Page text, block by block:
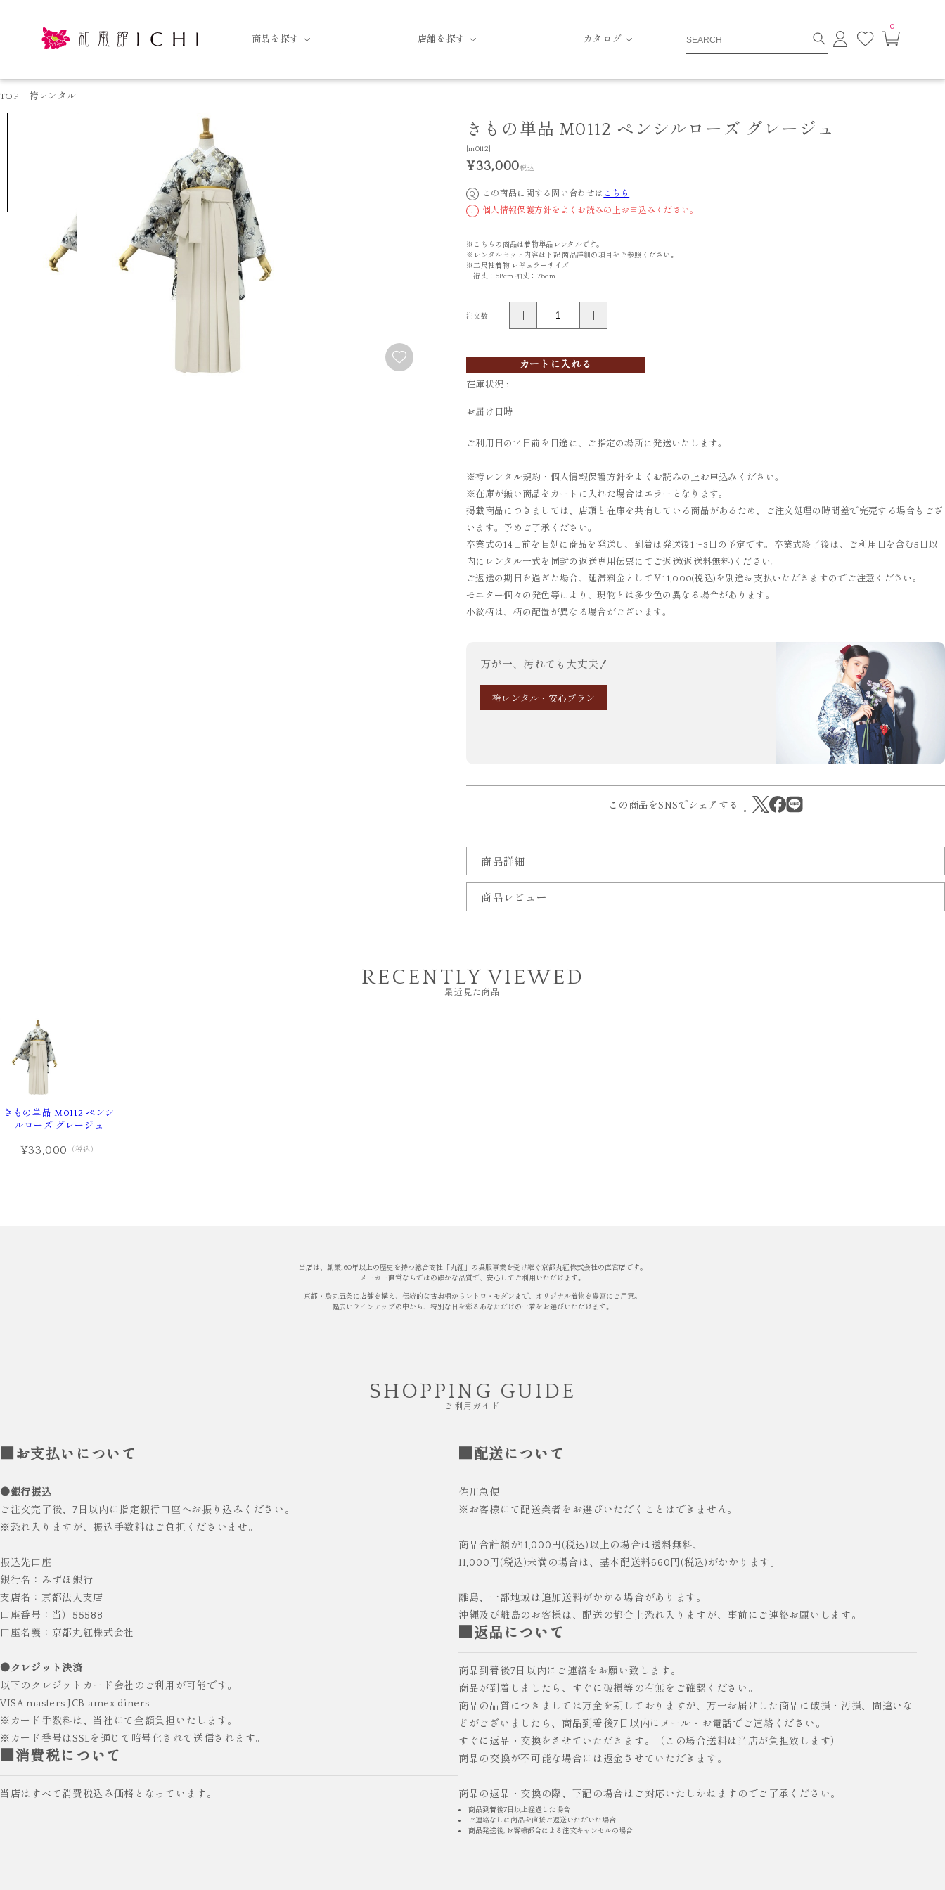
商品を探す
HAKAMA
RENTAL
袴レンタル
FURISODE
振袖 浴衣
店舗を探す カタログ
ロ
グ
お
0
TOP 袴レンタル
きもの単品 M0112 ペンシルローズ グレージュ
[m0112]
¥33,000税込
Q この商品に関する問い合わせは こちら
! 個人情報保護方針をよくお読みの上お申込みください。
※こちらの商品は着物単品レンタルです。
※レンタルセット内容は下記 商品詳細の項目をご参照ください。
※二尺袖着物 レギュラーサイズ
裄丈：68cm 袖丈：76cm
注文数
カートに入れる
在庫状況 :
お届け日時
ご利用日の14日前を目途に、ご指定の場所に発送いたします。
※袴レンタル規約・個人情報保護方針をよくお読みの上お申込みください。
※在庫が無い商品をカートに入れた場合はエラーとなります。
掲載商品につきましては、店頭と在庫を共有している商品があるため、ご注文処理の時間差で完売する場合もござ
います。予めご了承ください。
卒業式の14日前を目処に商品を発送し、到着は発送後1～3日の予定です。卒業式終了後は、ご利用日を含む5日以
内にレンタル一式を同封の返送専用伝票にてご返送(返送料無料)ください。
ご返送の期日を過ぎた場合、延滞料金として￥11,000(税込)を別途お支払いただきますのでご注意ください。
モニター個々の発色等により、現物とは多少色の異なる場合があります。
小紋柄は、柄の配置が異なる場合がございます。
万が一、汚れても大丈夫！
袴レンタル・安心プラン
この商品をSNSでシェアする
商品詳細
商品レビュー
RECENTLY VIEWED
最近見た商品
きもの単品 M0112 ペンシ
ルローズ グレージュ
¥33,000 （税込）
当店は、創業160年以上の歴史を持つ総合商社「丸紅」の呉服事業を受け継ぐ京都丸紅株式会社の直営店です。
メーカー直営ならではの確かな品質で、安心してご利用いただけます。
京都・烏丸五条に店舗を構え、伝統的な古典柄からレトロ・モダンまで、オリジナル着物を豊富にご用意。
幅広いラインナップの中から、特別な日を彩るあなただけの一着をお選びいただけます。
SHOPPING GUIDE
ご利用ガイド
■お支払いについて
●銀行振込
ご注文完了後、7日以内に指定銀行口座へお振り込みください。
※恐れ入りますが、振込手数料はご負担くださいませ。
振込先口座
銀行名：みずほ銀行
支店名：京都法人支店
口座番号：当）55588
口座名義：京都丸紅株式会社
●クレジット決済
以下のクレジットカード会社のご利用が可能です。
VISA masters JCB amex diners
※カード手数料は、当社にて全額負担いたします。
※カード番号はSSLを通じて暗号化されて送信されます。
■消費税について
当店はすべて消費税込み価格となっています。
■配送について
佐川急便
※お客様にて配送業者をお選びいただくことはできません。
商品合計額が11,000円(税込)以上の場合は送料無料、
11,000円(税込)未満の場合は、基本配送料660円(税込)がかかります。
離島、一部地域は追加送料がかかる場合があります。
沖縄及び離島のお客様は、配送の都合上恐れ入りますが、事前にご連絡お願いします。
■返品について
商品到着後7日以内にご連絡をお願い致します。
商品が到着しましたら、すぐに破損等の有無をご確認ください。
商品の品質につきましては万全を期しておりますが、万一お届けした商品に破損・汚損、間違いな
どがございましたら、商品到着後7日以内にメール・お電話でご連絡ください。
すぐに返品・交換をさせていただきます。（この場合送料は当店が負担致します）
商品の交換が不可能な場合には返金させていただきます。
商品の返品・交換の際、下記の場合はご対応いたしかねますのでご了承ください。
商品到着後7日以上経過した場合
ご連絡なしに商品を直接ご返送いただいた場合
商品発送後, お客様都合による注文キャンセルの場合